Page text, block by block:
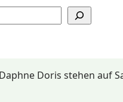
Weinlounge, 25
40 Plätze Weinhof